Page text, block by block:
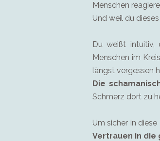
Menschen
Und weil du
Du weißt intuitiv,
Menschen im
längst vergessen
Die
Schmerz dort zu
Um sicher in
Vertrauen in die